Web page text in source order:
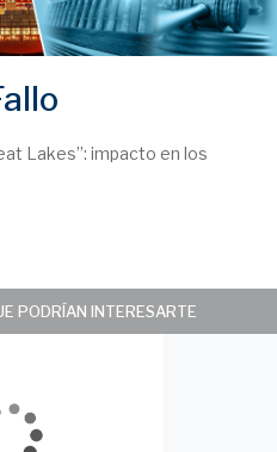
Lakes”: impacto en los
PODRÍAN INTERESARTE